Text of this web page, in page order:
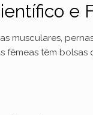
e
musculares,
fêmeas têm